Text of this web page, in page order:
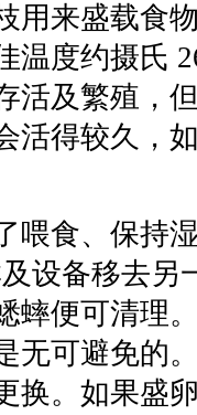
用来盛载食
温度约摄氏
活及繁殖，
活得较久，
食、保持湿
设备移去另
蟀便可清理
无可避免的
换。如果盛